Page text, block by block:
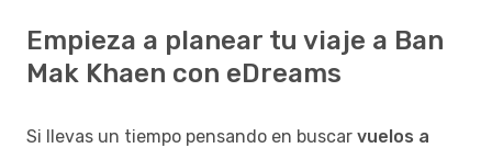
Empieza a planear tu viaje a Ban
Mak Khaen con eDreams
Si llevas un tiempo pensando en buscar vuelos a